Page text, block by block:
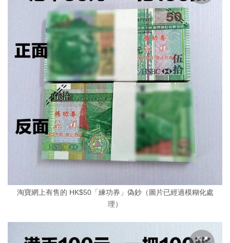
淘寶網上有售的 HK$50「練功券」偽鈔（圖片已經過模糊化處
理）